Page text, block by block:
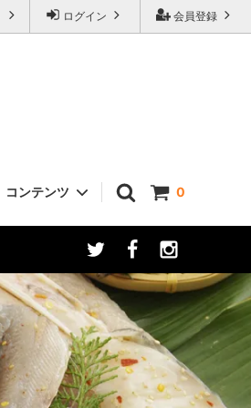
会員登録
ログイン
0
コンテンツ